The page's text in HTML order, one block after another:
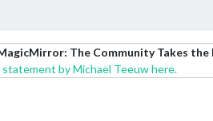
The Community Takes the
statement by Michael Teeuw here.